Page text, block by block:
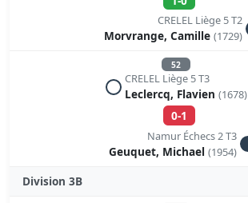
CRELEL Liège 5 T2
Morvrange, Camille (1729)
52
CRELEL Liège 5 T3
Leclercq, Flavien (1678)
0-1
Namur Échecs 2 T3
Geuquet, Michael (1954)
Division 3B